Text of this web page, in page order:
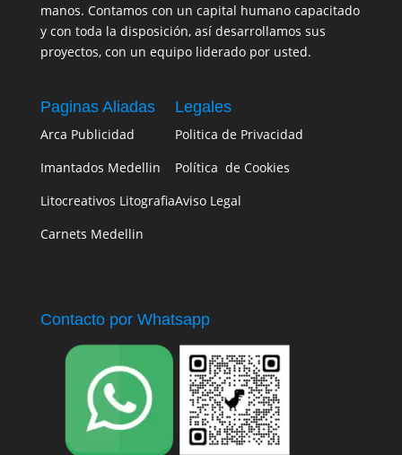
manos. Contamos con un capital humano capacitado
y con toda la disposición, así desarrollamos sus
proyectos, con un equipo liderado por usted.
Paginas Aliadas
Arca Publicidad
Imantados Medellin
Litocreativos Litografia
Carnets Medellin
Legales
Politica de Privacidad
Política de Cookies
Aviso Legal
Contacto por Whatsapp